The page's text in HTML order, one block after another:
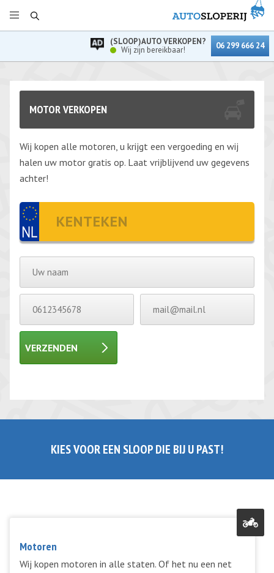
(SLOOP)AUTO VERKOPEN?
Wij zijn bereikbaar!
06 299 666 24
MOTOR VERKOPEN
Wij kopen alle motoren, u krijgt een vergoeding en wij
halen uw motor gratis op. Laat vrijblijvend uw gegevens
achter!
VERZENDEN
Gelieve dit veld leeg te laten.
KIES VOOR EEN SLOOP DIE BIJ U PAST!
Motoren
Wij kopen motoren in alle staten. Of het nu een net